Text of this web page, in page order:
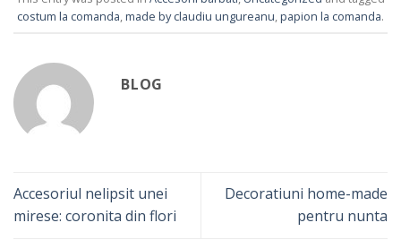
costum la comanda,made by claudiu ungureanu,papion la comanda.
BLOG
Accesoriul nelipsit unei
mirese: coronita din flori
Decoratiuni home-made
pentru nunta